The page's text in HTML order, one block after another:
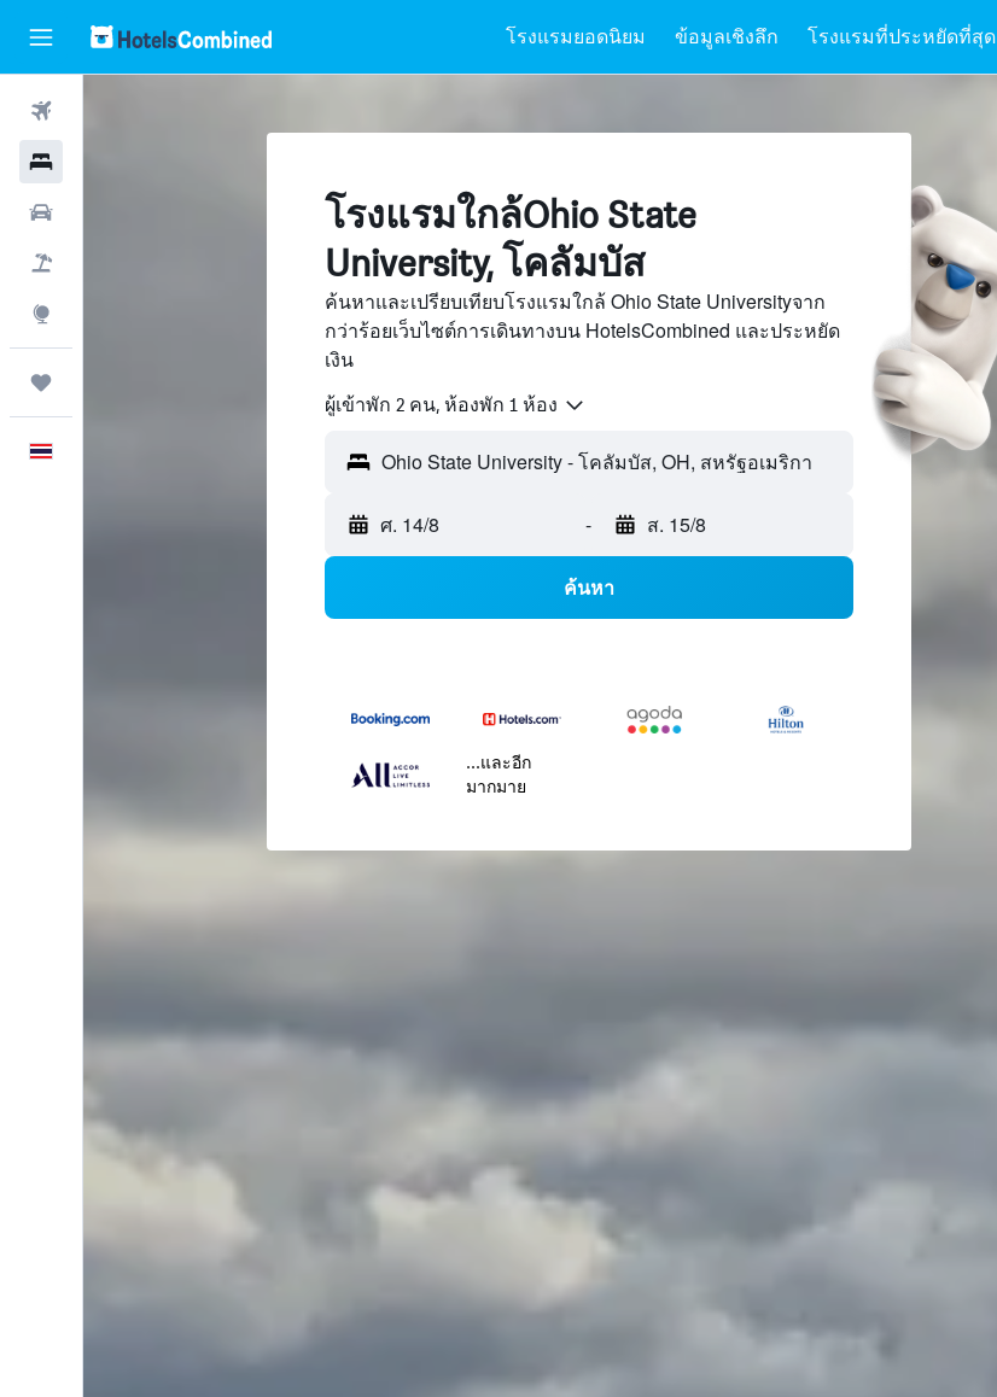
โรงแรมยอดนิยม ข้อมูลเชิงลึก โรงแรมที่ประหยัดที่สุด
โรงแรมใกล้Ohio State
University, โคลัมบัส
ค้นหาและเปรียบเทียบโรงแรมใกล้ Ohio State Universityจาก
กว่าร้อยเว็บไซต์การเดินทางบน HotelsCombined และประหยัด
เงิน
ผู้เข้าพัก 2 คน, ห้องพัก 1 ห้อง
ศ. 14/8 - ส. 15/8
ค้นหา
...และอีก
มากมาย